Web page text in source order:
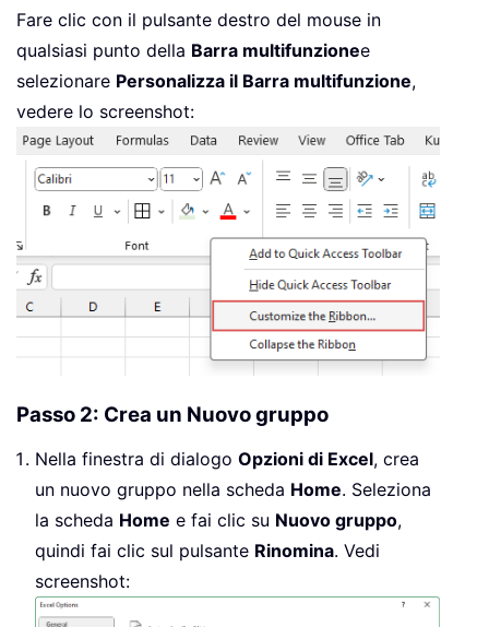
Fare clic con il pulsante destro del mouse in
qualsiasi punto della Barra multifunzionee
selezionare Personalizza il Barra multifunzione,
vedere lo screenshot:
Passo 2: Crea un Nuovo gruppo
Nella finestra di dialogo Opzioni di Excel, crea
un nuovo gruppo nella scheda Home. Seleziona
la scheda Home e fai clic su Nuovo gruppo,
quindi fai clic sul pulsante Rinomina. Vedi
screenshot: